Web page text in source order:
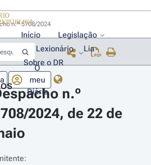
Início
Legislação
Lexionário
Lia
Sobre o DR
O
meu
Diário
n.º
2024, de 22 de